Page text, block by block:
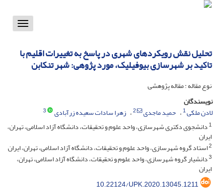
Toggle
تحلیل نقش رویکردهای شهری در پاسخ به تغییرات اقلیم با
تاکید بر شهرسازی بیوفیلیک، مورد‌ پژوهی: شهر تنکابن
نوع مقاله : مقاله پژوهشی
نویسندگان
لادن ملکی1 حمید ماجدی 2 زهرا سادات سعیده زرآبادی
3
1دانشجوی دکتری شهرسازی، واحد علوم و تحقیقات، دانشگاه آزاد اسلامی، تهران،
ایران
2استاد گروه شهرسازی، واحد علوم و تحقیقات، دانشگاه آزاد اسلامی، تهران، ایران
3دانشیار گروه شهرسازی، واحد علوم و تحقیقات، دانشگاه آزاد اسلامی، تهران،
ایران
10.22124/UPK.2020.13045.1211